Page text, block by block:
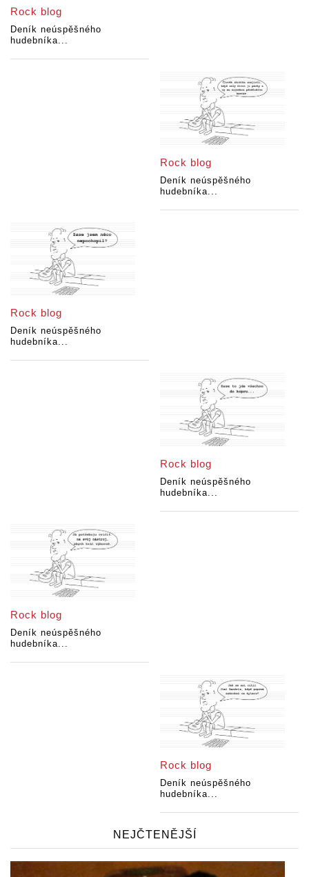
Rock blog
Deník neúspěšného
hudebníka...
Rock blog
Deník neúspěšného
hudebníka...
Rock blog
Deník neúspěšného
hudebníka...
Rock blog
Deník neúspěšného
hudebníka...
Rock blog
Deník neúspěšného
hudebníka...
Rock blog
Deník neúspěšného
hudebníka...
NEJČTENĚJŠÍ